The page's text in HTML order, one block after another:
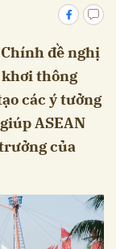
đề nghị
thông
các ý tưởng
ASEAN
của
Hủy